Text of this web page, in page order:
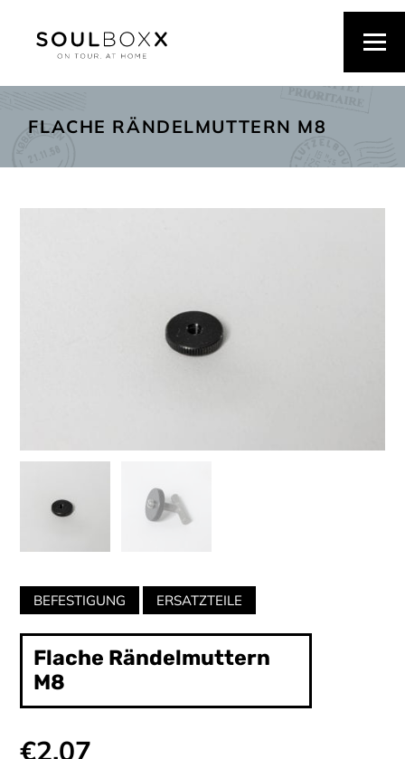
FLACHE RÄNDELMUTTERN M8
Categories:
BEFESTIGUNG ERSATZTEILE
Flache Rändelmuttern
M8
€2,07